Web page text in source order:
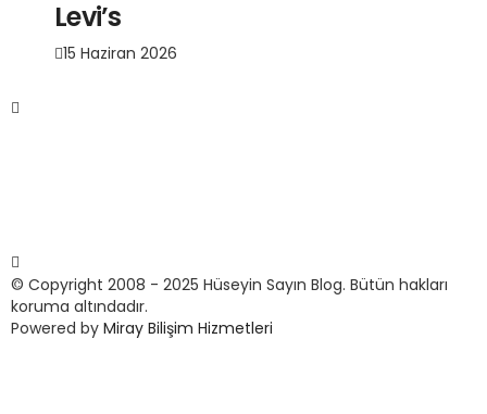
Levi’s
15 Haziran 2026
© Copyright 2008 - 2025 Hüseyin Sayın Blog. Bütün hakları
koruma altındadır.
Powered by Miray Bilişim Hizmetleri